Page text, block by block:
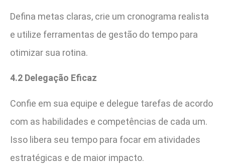
Defina metas claras, crie um cronograma realista
e utilize ferramentas de gestão do tempo para
otimizar sua rotina.
4.2 Delegação Eficaz
Confie em sua equipe e delegue tarefas de acordo
com as habilidades e competências de cada um.
Isso libera seu tempo para focar em atividades
estratégicas e de maior impacto.